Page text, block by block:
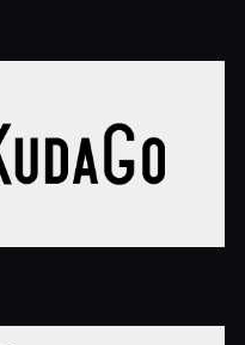
Квестов"
подобного